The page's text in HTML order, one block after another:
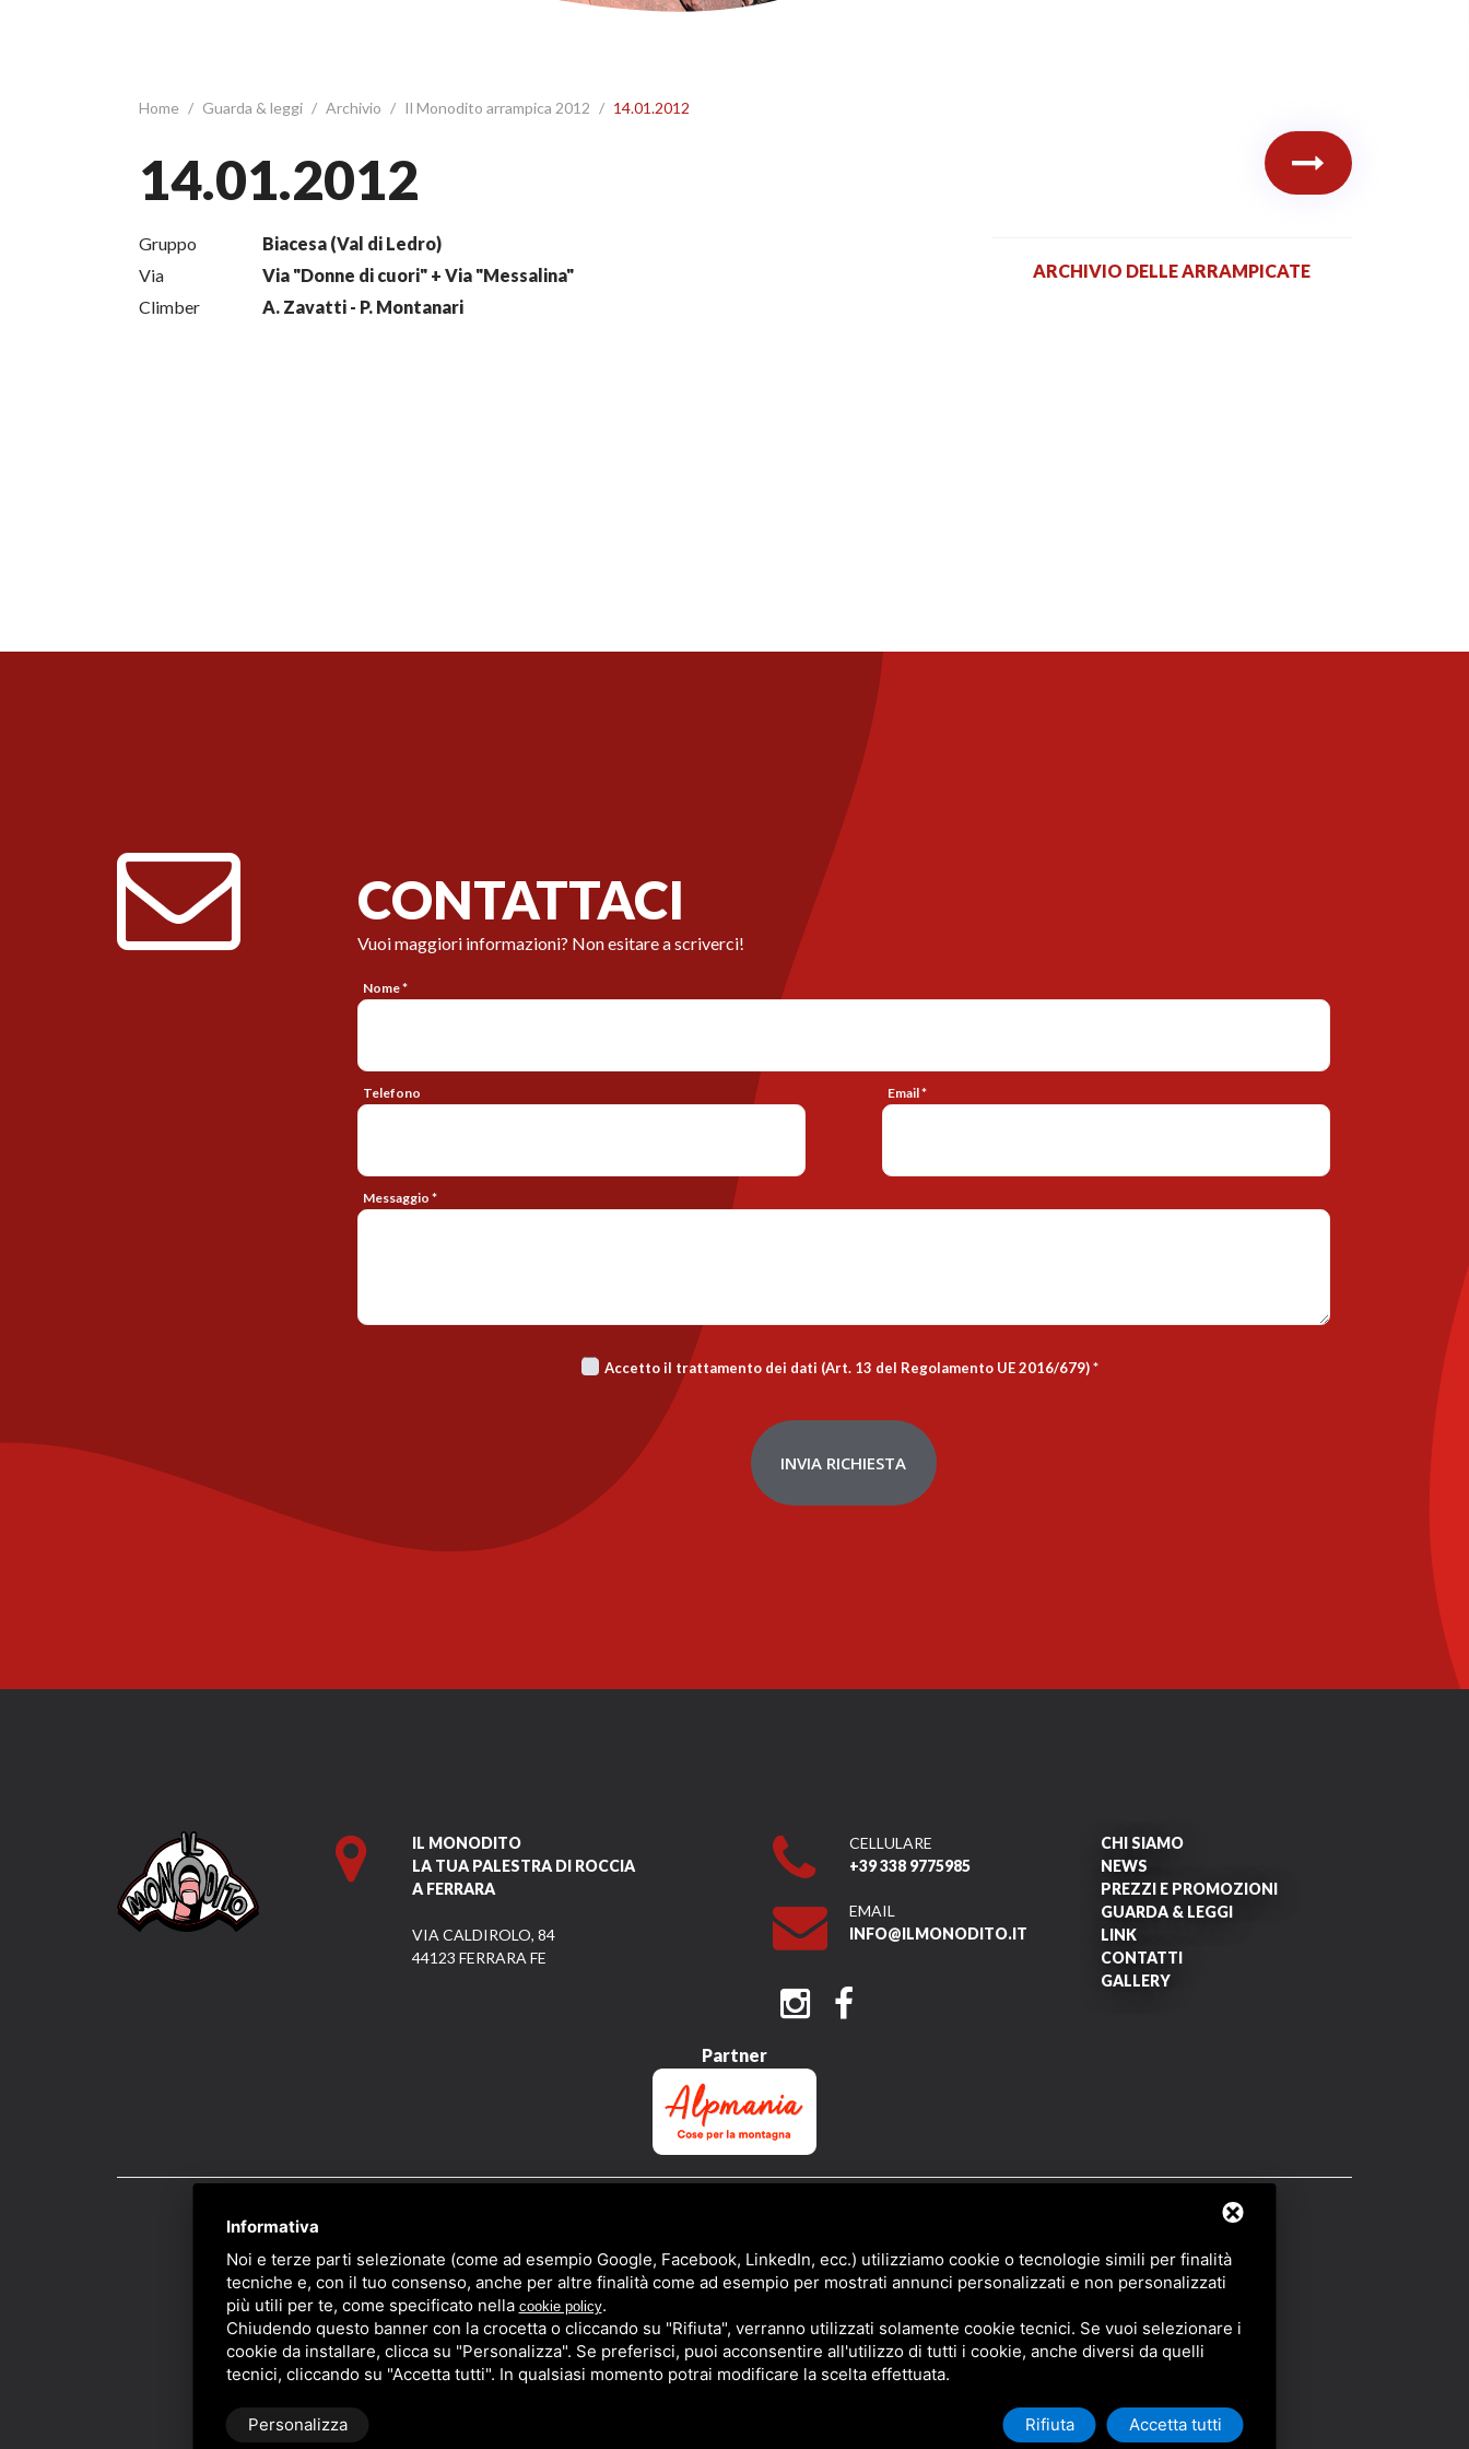
Home / Guarda & leggi / Archivio / Il Monodito arrampica 2012 / 14.01.2012
14.01.2012
Gruppo
Biacesa (Val di Ledro)
Via
Via "Donne di cuori" + Via "Messalina"
Climber
A. Zavatti - P. Montanari
ARCHIVIO DELLE ARRAMPICATE
CONTATTACI
Vuoi maggiori informazioni? Non esitare a scriverci!
Nome *
Telefono Email *
Messaggio *
Accetto il trattamento dei dati (Art. 13 del Regolamento UE 2016/679)*
INVIA RICHIESTA
IL MONODITO
LA TUA PALESTRA DI ROCCIA
A FERRARA
VIA CALDIROLO, 84
44123 FERRARA FE
CELLULARE
+39 338 9775985
EMAIL
INFO@ILMONODITO.IT
CHI SIAMO
NEWS
PREZZI E PROMOZIONI
GUARDA & LEGGI
LINK
CONTATTI
GALLERY
Partner
Informativa
Noi e terze parti selezionate (come ad esempio Google, Facebook, LinkedIn, ecc.) utilizziamo cookie o tecnologie simili per finalità
tecniche e, con il tuo consenso, anche per altre finalità come ad esempio per mostrati annunci personalizzati e non personalizzati
più utili per te, come specificato nella cookie policy.
Chiudendo questo banner con la crocetta o cliccando su "Rifiuta", verranno utilizzati solamente cookie tecnici. Se vuoi selezionare i
cookie da installare, clicca su "Personalizza". Se preferisci, puoi acconsentire all'utilizzo di tutti i cookie, anche diversi da quelli
tecnici, cliccando su "Accetta tutti". In qualsiasi momento potrai modificare la scelta effettuata.
Personalizza Rifiuta Accetta tutti